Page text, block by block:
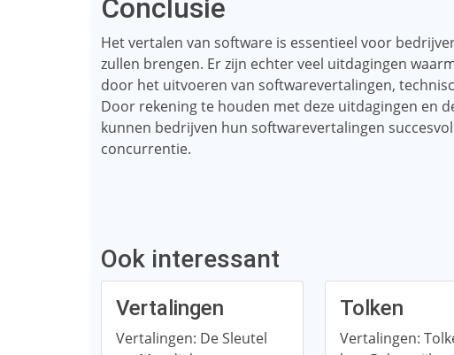
Conclusie
Het vertalen van software is essentieel voor
zullen brengen. Er zijn echter veel uitdagingen
door het uitvoeren van softwarevertalingen,
Door rekening te houden met deze uitdagingen en
kunnen bedrijven hun softwarevertalingen
concurrentie.
Ook interessant
Vertalingen
Vertalingen: De Sleutel
Tolken
Vertalingen: